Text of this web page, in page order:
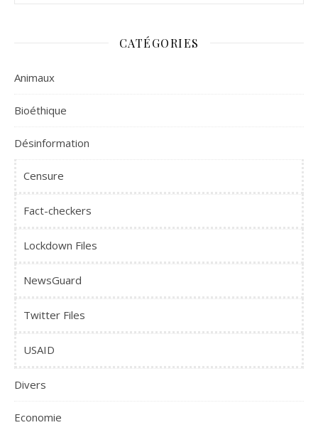
CATÉGORIES
Animaux
Bioéthique
Désinformation
Censure
Fact-checkers
Lockdown Files
NewsGuard
Twitter Files
USAID
Divers
Economie